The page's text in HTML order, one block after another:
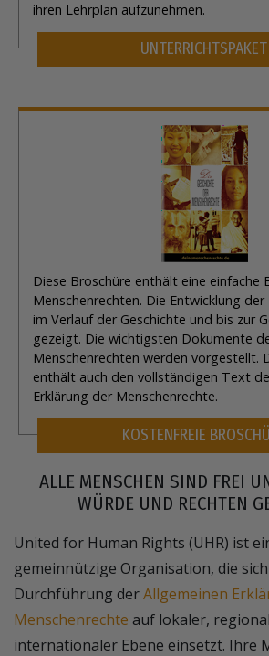
ihren Lehrplan aufzunehmen.
UNTERRICHTSPAKET
Diese Broschüre enthält eine einfache
Menschenrechten. Die Entwicklung
im Verlauf der Geschichte und bis zur
gezeigt. Die wichtigsten Dokumente
Menschenrechten werden vorgestellt.
enthält auch den vollständigen Text
Erklärung der Menschenrechte.
KOSTENFREIE
ALLE MENSCHEN SIND FREI
WÜRDE UND RECHTEN
United for Human Rights (UHR) ist
gemeinnützige Organisation, die
Durchführung derAllgemeinen
Menschenrechte auf lokaler,
internationaler Ebene einsetzt. Ihre